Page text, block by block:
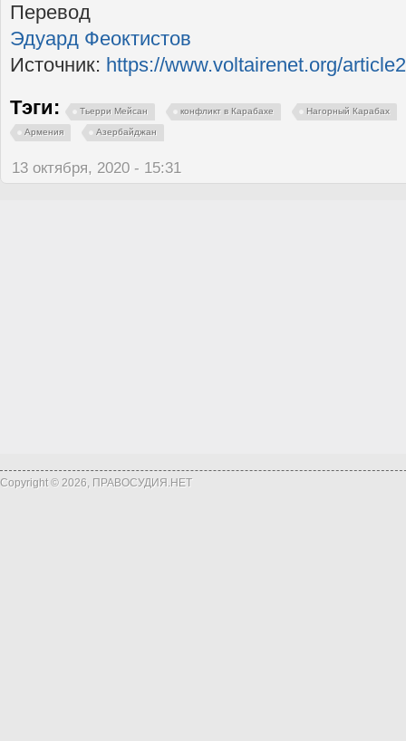
Перевод
Эдуард Феоктистов
Источник: https://www.voltairenet.org/
Тэги:
Тьерри Мейсан конфликт в Карабахе Нагорный Карабах
Армения Азербайджан
13 октября, 2020 - 15:31
Copyright © 2026, ПРАВОСУДИЯ.НЕТ